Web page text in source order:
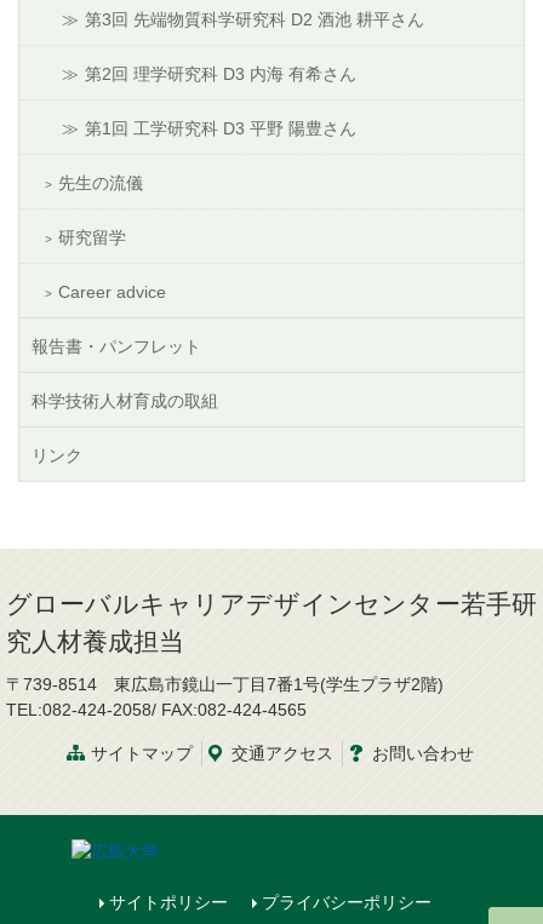
第3回 先端物質科学研究科 D2 酒池 耕平さん
第2回 理学研究科 D3 内海 有希さん
第1回 工学研究科 D3 平野 陽豊さん
先生の流儀
研究留学
Career advice
報告書・パンフレット
科学技術人材育成の取組
リンク
グローバルキャリアデザインセンター若手研
究人材養成担当
〒739-8514 東広島市鏡山一丁目7番1号(学生プラザ2階)
TEL:082-424-2058/ FAX:082-424-4565
サイトマップ 交通アクセス お問い合わせ
サイトポリシー プライバシーポリシー